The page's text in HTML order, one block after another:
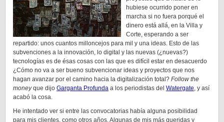
hubiese ocurrido poner en
marcha si no fuera porqué el
dinero está allá, en la Villa y
Corte, esperando a ser
repartido: unos cuantos milloncejos para mil y una ideas. Esto de las
subvenciones a la innovación, lo digital y las nuevas (¿nuevas?)
tecnologías es de ésas cosas con las que es difícil estar en desacuerdo
¿Cómo no va a ser bueno subvencionar ideas y proyectos que nos
hagan avanzar por el camino hacia la digitalización total? Follow the
moneyque dijo Garganta Profunda a los periodistas del Watergate, y así
acabó la cosa.
He intentado ver si entre las convocatorias había alguna posibilidad
para mis clientes, como otros años. Algunas de mis más queridas y